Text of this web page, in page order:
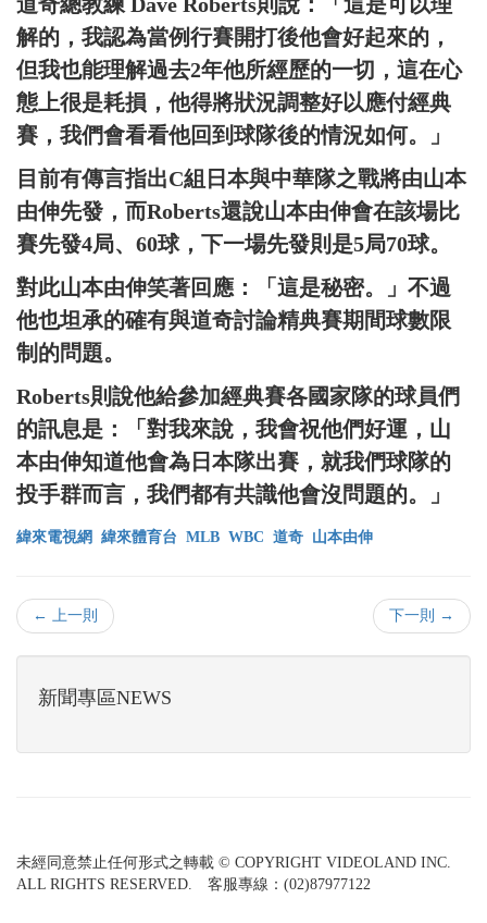
解的，我認為當例行賽開打後他會好起來的，
但我也能理解過去2年他所經歷的一切，這在心
態上很是耗損，他得將狀況調整好以應付經典
賽，我們會看看他回到球隊後的情況如何。」
目前有傳言指出C組日本與中華隊之戰將由山本
由伸先發，而Roberts還說山本由伸會在該場比
賽先發4局、60球，下一場先發則是5局70球。
對此山本由伸笑著回應：「這是秘密。」不過
他也坦承的確有與道奇討論精典賽期間球數限
制的問題。
Roberts則說他給參加經典賽各國家隊的球員們
的訊息是：「對我來說，我會祝他們好運，山
本由伸知道他會為日本隊出賽，就我們球隊的
投手群而言，我們都有共識他會沒問題的。」
緯來電視網 緯來體育台 MLB WBC 道奇 山本由伸
← 上一則 下一則 →
新聞專區NEWS
未經同意禁止任何形式之轉載 © COPYRIGHT VIDEOLAND INC.
ALL RIGHTS RESERVED. 客服專線：(02)87977122